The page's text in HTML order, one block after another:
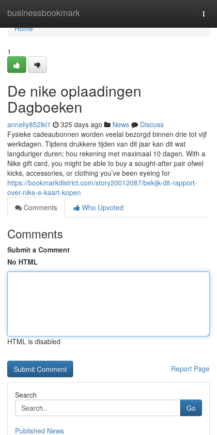
businessbookmark
Home
Home
1
De nike oplaadingen
Dagboeken
anneliy852ikl1 325 days ago News
Discuss
Fysieke cadeaubonnen worden veelal bezorgd binnen drie tot vijf
werkdagen. Tijdens drukkere tijden van dit jaar kan dit wat
langduriger duren; hou rekening met maximaal 10 dagen. With a
Nike gift card, you might be able to buy a sought-after pair ofwel
kicks, accessories, or clothing you’ve been eyeing for
https://bookmarkdistrict.com/story20012087/bekijk-dit-rapport-
over-nike-e-kaart-kopen
Comments
Who Upvoted
Comments
Submit a Comment
No HTML
HTML is disabled
Report Page
Search
Go
Published News